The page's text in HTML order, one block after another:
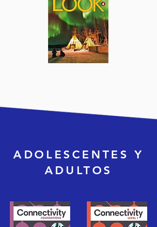
ADOLESCENTES Y
ADULTOS